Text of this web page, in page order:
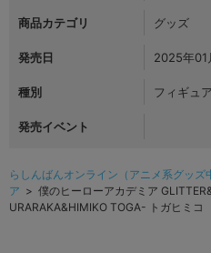
商品カテゴリ グッズ
発売日 2025年01
種別 フィギュア
発売イベント
らしんばんオンライン（アニメ系グッズ
ア > 僕のヒーローアカデミア
URARAKA&HIMIKO TOGA- トガヒミコ